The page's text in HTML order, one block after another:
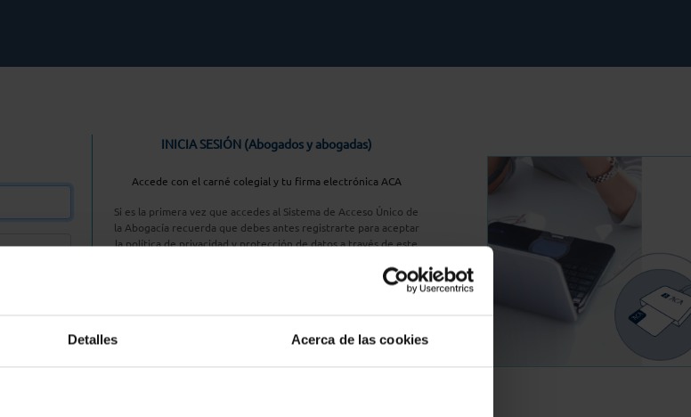
Detalles Acerca de las cookies
INICIA SESIÓN (Abogados y abogadas)
Accede con el carné colegial y tu firma electrónica ACA
Si es la primera vez que accedes al Sistema de Acceso Único de
la Abogacía recuerda que debes antes registrarte para aceptar
la política de privacidad y protección de datos a través de este
Entrar con ACA Plus